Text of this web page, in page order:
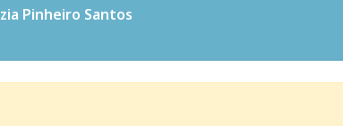
Pinheiro Santos